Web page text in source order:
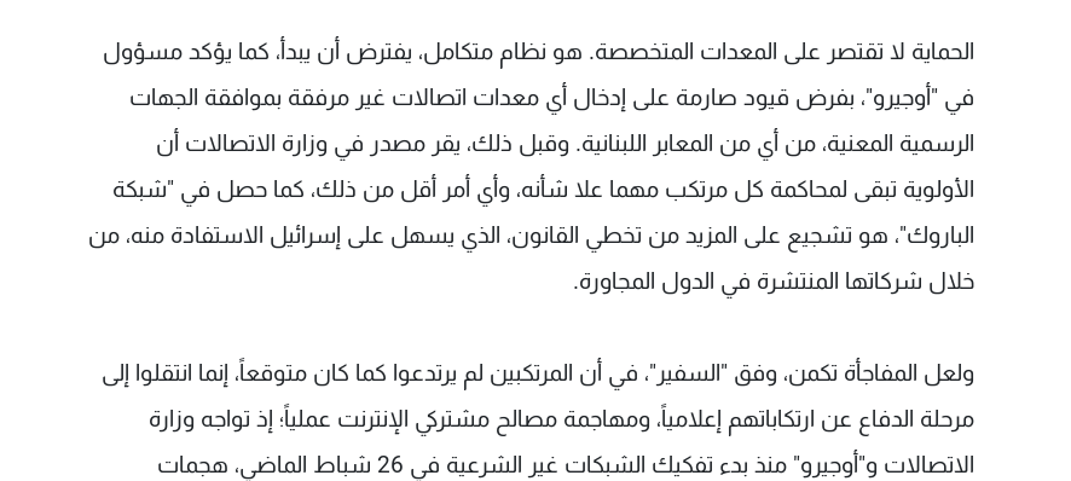
الحماية لا تقتصر على المعدات المتخصصة. هو نظام متكامل، يفترض أن يبدأ، كما يؤكد مسؤول
في "أوجيرو"، بفرض قيود صارمة على إدخال أي معدات اتصالات غير مرفقة بموافقة الجهات
الرسمية المعنية، من أي من المعابر اللبنانية. وقبل ذلك، يقر مصدر في وزارة الاتصالات أن
الأولوية تبقى لمحاكمة كل مرتكب مهما علا شأنه، وأي أمر أقل من ذلك، كما حصل في "شبكة
الباروك"، هو تشجيع على المزيد من تخطي القانون، الذي يسهل على إسرائيل الاستفادة منه، من
خلال شركاتها المنتشرة في الدول المجاورة.
ولعل المفاجأة تكمن، وفق "السفير"، في أن المرتكبين لم يرتدعوا كما كان متوقعاً، إنما انتقلوا إلى
مرحلة الدفاع عن ارتكاباتهم إعلامياً، ومهاجمة مصالح مشتركي الإنترنت عملياً؛ إذ تواجه وزارة
الاتصالات و"أوجيرو" منذ بدء تفكيك الشبكات غير الشرعية في 26 شباط الماضي، هجمات